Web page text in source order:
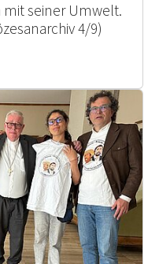
mit seiner Umwelt.
4/9)